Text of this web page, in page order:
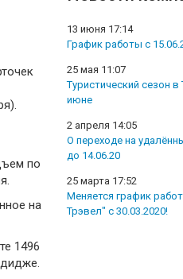
по
на
1496
13 июня 17:14
График работы с
25 мая 11:07
Туристический сезон в
июне
2 апреля 14:05
О переходе на
до 14.06.20
25 марта 17:52
Меняется график
Трэвел" с 30.03.2020!